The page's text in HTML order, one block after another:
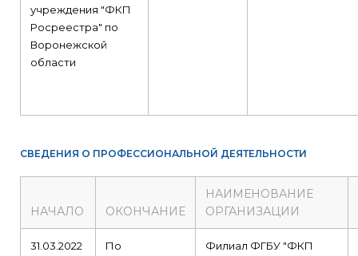
учреждения "ФКП
Росреестра" по
Воронежской
области
СВЕДЕНИЯ О ПРОФЕССИОНАЛЬНОЙ ДЕЯТЕЛЬНОСТИ
НАЧАЛО ОКОНЧАНИЕ
НАИМЕНОВАНИЕ
ОРГАНИЗАЦИИ
31.03.2022
По
Филиал ФГБУ "ФКП